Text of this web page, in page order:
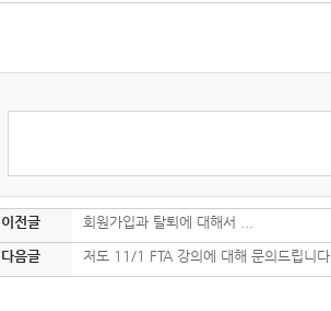
이전글 회원가입과 탈퇴에 대해서 ...
다음글 저도 11/1 FTA 강의에 대해 문의드립니다